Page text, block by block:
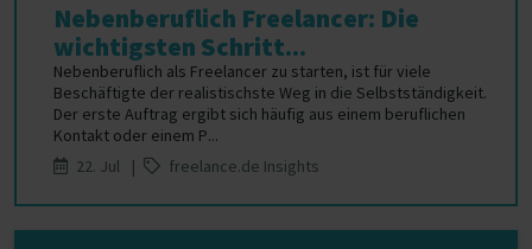
Nebenberuflich Freelancer: Die
wichtigsten Schritt...
Nebenberuflich als Freelancer zu starten, ist für viele
Beschäftigte der realistischste Weg in die Selbstständigkeit.
Der erste Auftrag ergibt sich häufig aus einem beruflichen
Kontakt oder einem P...
22. Jul |
freelance.de Insights